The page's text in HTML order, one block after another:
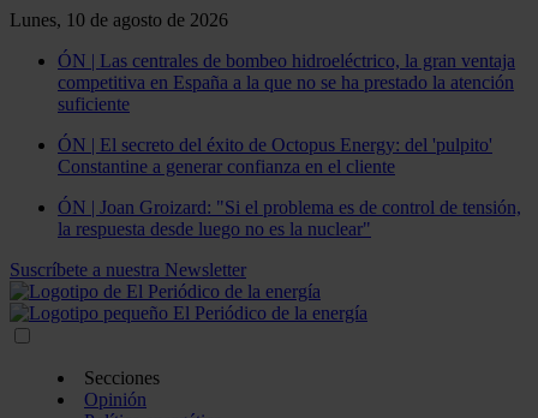
Lunes, 10 de agosto de 2026
ÓN | Las centrales de bombeo hidroeléctrico, la gran ventaja
competitiva en España a la que no se ha prestado la atención
suficiente
ÓN | El secreto del éxito de Octopus Energy: del 'pulpito'
Constantine a generar confianza en el cliente
ÓN | Joan Groizard: "Si el problema es de control de tensión,
la respuesta desde luego no es la nuclear"
Suscríbete a nuestra Newsletter
Secciones
Opinión